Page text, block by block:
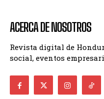
ACERCA DE NOSOTROS
Revista digital de
social, eventos